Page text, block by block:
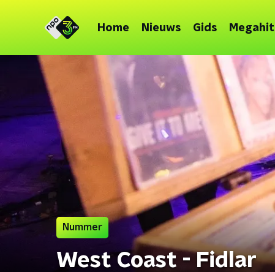
Home Nieuws Gids Megahit
Nummer
West Coast - Fidlar